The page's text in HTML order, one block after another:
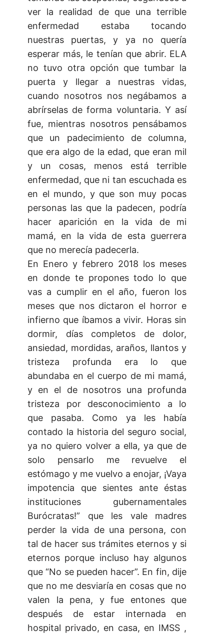
ver la realidad de que una terrible
enfermedad estaba tocando
nuestras puertas, y ya no quería
esperar más, le tenían que abrir. ELA
no tuvo otra opción que tumbar la
puerta y llegar a nuestras vidas,
cuando nosotros nos negábamos a
abrírselas de forma voluntaria. Y así
fue, mientras nosotros pensábamos
que un padecimiento de columna,
que era algo de la edad, que eran mil
y un cosas, menos está terrible
enfermedad, que ni tan escuchada es
en el mundo, y que son muy pocas
personas las que la padecen, podría
hacer aparición en la vida de mi
mamá, en la vida de esta guerrera
que no merecía padecerla.
En Enero y febrero 2018 los meses
en donde te propones todo lo que
vas a cumplir en el año, fueron los
meses que nos dictaron el horror e
infierno que íbamos a vivir. Horas sin
dormir, días completos de dolor,
ansiedad, mordidas, araños, llantos y
tristeza profunda era lo que
abundaba en el cuerpo de mi mamá,
y en el de nosotros una profunda
tristeza por desconocimiento a lo
que pasaba. Como ya les había
contado la historia del seguro social,
ya no quiero volver a ella, ya que de
solo pensarlo me revuelve el
estómago y me vuelvo a enojar, ¡Vaya
impotencia que sientes ante éstas
instituciones gubernamentales
Burócratas!” que les vale madres
perder la vida de una persona, con
tal de hacer sus trámites eternos y si
eternos porque incluso hay algunos
que “No se pueden hacer”. En fin, dije
que no me desviaría en cosas que no
valen la pena, y fue entones que
después de estar internada en
hospital privado, en casa, en IMSS ,